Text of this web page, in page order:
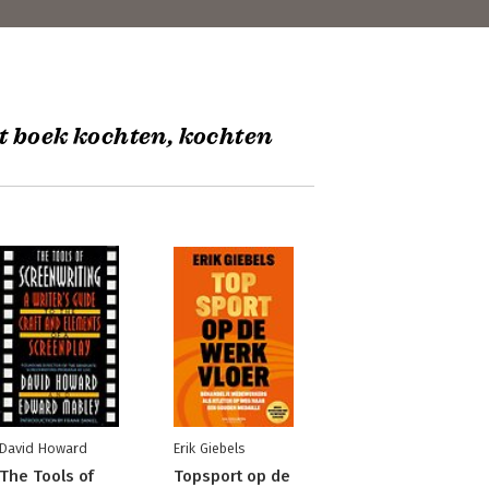
boek kochten, kochten
David Howard
The Tools of
Erik Giebels
Topsport op de